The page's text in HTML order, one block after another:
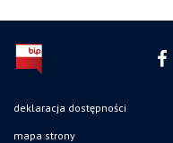
deklaracja dostępności
mapa strony